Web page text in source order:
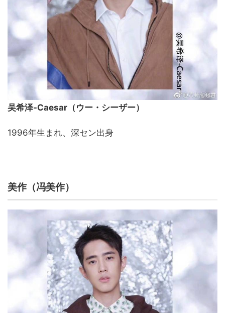
吴希泽-Caesar（ウー・シーザー）
1996年生まれ、深セン出身
美作（冯美作）